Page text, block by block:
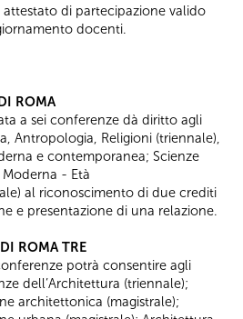
attestato di partecipazione valido
docenti.
ROMA
a sei conferenze dà diritto agli
Antropologia, Religioni (triennale),
e contemporanea; Scienze
- Età
al riconoscimento di due crediti
e presentazione di una relazione.
ROMA TRE
potrà consentire agli
dell’Architettura (triennale);
architettonica (magistrale);